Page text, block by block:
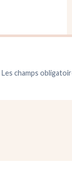
Les champs